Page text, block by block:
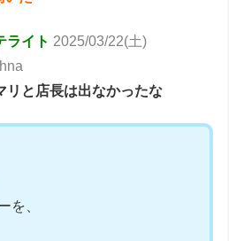
ライト 2025/03/22(土)
リと店長は出なかったな
を、